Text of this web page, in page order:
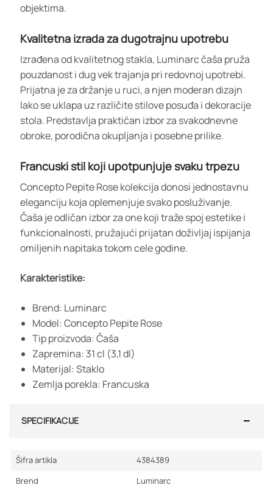
objektima.
Kvalitetna izrada za dugotrajnu upotrebu
Izrađena od kvalitetnog stakla, Luminarc čaša pruža
pouzdanost i dug vek trajanja pri redovnoj upotrebi.
Prijatna je za držanje u ruci, a njen moderan dizajn
lako se uklapa uz različite stilove posuđa i dekoracije
stola. Predstavlja praktičan izbor za svakodnevne
obroke, porodična okupljanja i posebne prilike.
Francuski stil koji upotpunjuje svaku trpezu
Concepto Pepite Rose kolekcija donosi jednostavnu
eleganciju koja oplemenjuje svako posluživanje.
Čaša je odličan izbor za one koji traže spoj estetike i
funkcionalnosti, pružajući prijatan doživljaj ispijanja
omiljenih napitaka tokom cele godine.
Karakteristike:
Brend: Luminarc
Model: Concepto Pepite Rose
Tip proizvoda: Čaša
Zapremina: 31 cl (3,1 dl)
Materijal: Staklo
Zemlja porekla: Francuska
SPECIFIKACIJE
Šifra artikla
4384389
Brend
Luminarc